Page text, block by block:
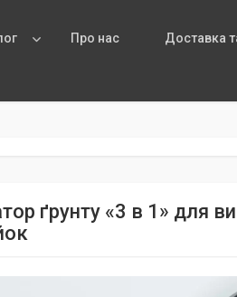
Про нас Доставка
ґрунту «3 в 1» для